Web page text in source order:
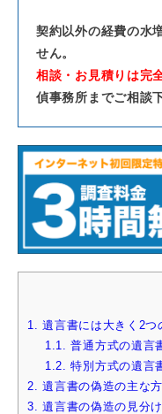
契約以外の経費の水
せん。
相談・お見積りは完
偵事務所までご相談
1.
遺言書には大きく2つ
1.1.
普通方式の遺言
1.2.
特別方式の遺言
2.
遺言書の偽造の主な
3.
遺言書の偽造の見分